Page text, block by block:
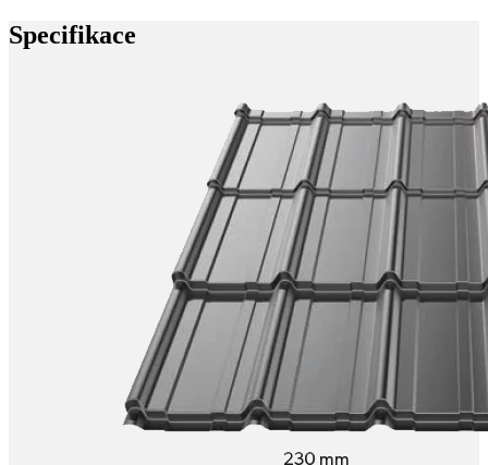
Specifikace